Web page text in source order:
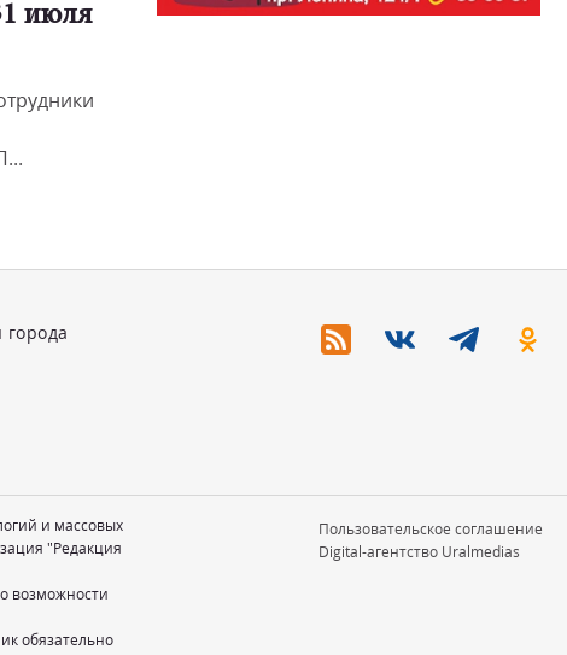
июля
города
и массовых
"Редакция
возможности
обязательно
Пользовательское соглашение
Digital-агентство Uralmedias